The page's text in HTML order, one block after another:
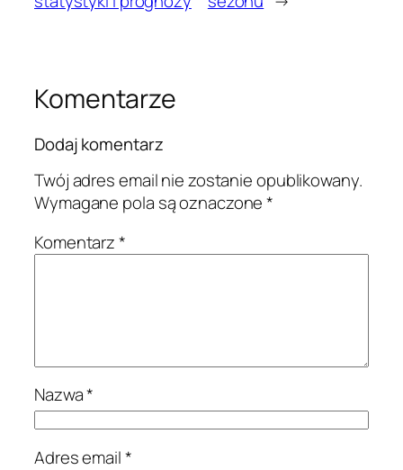
Komentarze
Dodaj komentarz
Twój adres email nie zostanie opublikowany.
Wymagane pola są oznaczone*
Komentarz*
Nazwa*
Adres email*